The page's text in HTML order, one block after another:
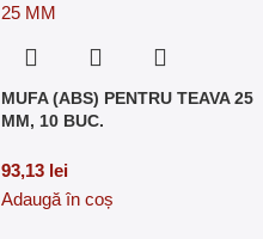
MUFA (ABS) PENTRU TEAVA 25
MM, 10 BUC.
93,13 lei
Adaugă în coș